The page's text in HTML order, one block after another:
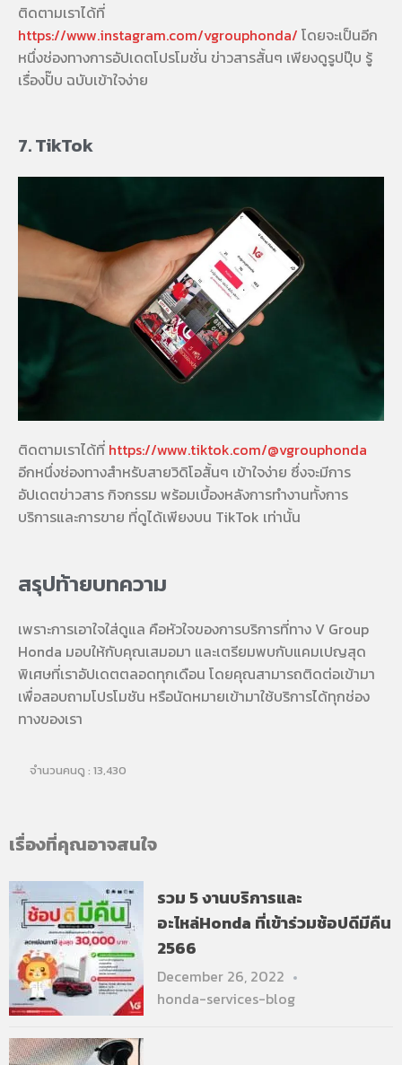
ติดตามเราได้ที่
https://www.instagram.com/vgrouphonda/ โดยจะเป็นอีก
หนึ่งช่องทางการอัปเดตโปรโมชั่น ข่าวสารสั้นๆ เพียงดูรูปปุ๊บ รู้
เรื่องปั๊บ ฉบับเข้าใจง่าย
7. TikTok
ติดตามเราได้ที่ https://www.tiktok.com/@vgrouphonda
อีกหนึ่งช่องทางสำหรับสายวิดิโอสั้นๆ เข้าใจง่าย ซึ่งจะมีการ
อัปเดตข่าวสาร กิจกรรม พร้อมเบื้องหลังการทำงานทั้งการ
บริการและการขาย ที่ดูได้เพียงบน TikTok เท่านั้น
สรุปท้ายบทความ
เพราะการเอาใจใส่ดูแล คือหัวใจของการบริการที่ทาง V Group
Honda มอบให้กับคุณเสมอมา และเตรียมพบกับแคมเปญสุด
พิเศษที่เราอัปเดตตลอดทุกเดือน โดยคุณสามารถติดต่อเข้ามา
เพื่อสอบถามโปรโมชัน หรือนัดหมายเข้ามาใช้บริการได้ทุกช่อง
ทางของเรา
จำนวนคนดู : 13,430
เรื่องที่คุณอาจสนใจ
รวม 5 งานบริการและ
อะไหล่Honda ที่เข้าร่วมช้อปดีมีคืน
2566
December 26, 2022
honda-services-blog